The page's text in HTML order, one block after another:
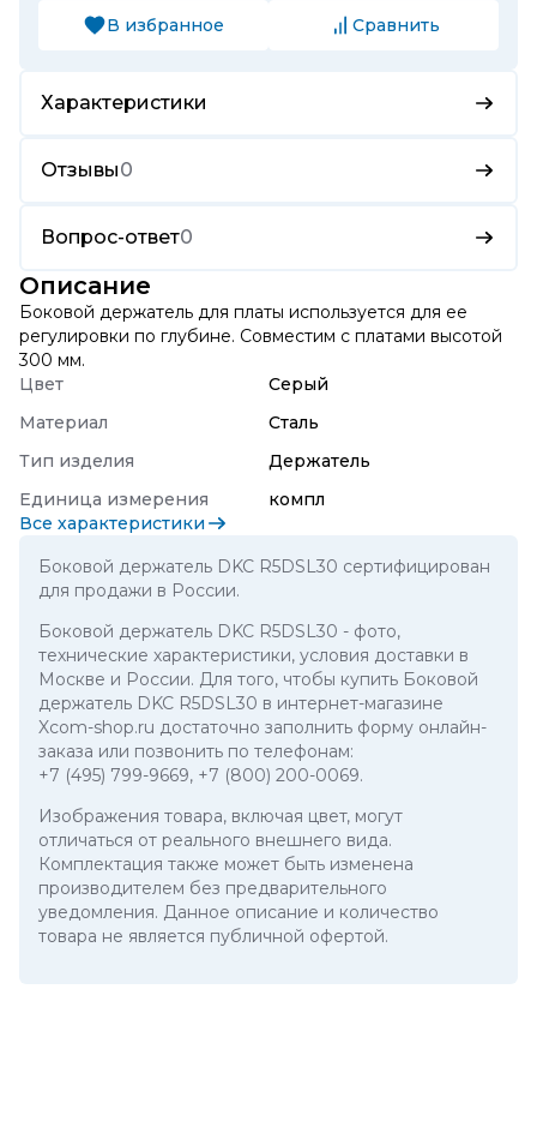
В избранное
Сравнить
Характеристики
Отзывы0
Вопрос-ответ0
Описание
Боковой держатель для платы используется для ее
регулировки по глубине. Совместим с платами высотой
300 мм.
Цвет
Серый
Материал
Сталь
Тип изделия
Держатель
Единица измерения
компл
Все характеристики
Боковой держатель DKC R5DSL30 сертифицирован
для продажи в России.
Боковой держатель DKC R5DSL30 - фото,
технические характеристики, условия доставки в
Москве и России. Для того, чтобы купить Боковой
держатель DKC R5DSL30 в интернет-магазине
Xcom-shop.ru достаточно заполнить форму онлайн-
заказа или позвонить по телефонам:
+7 (495) 799-9669, +7 (800) 200-0069.
Изображения товара, включая цвет, могут
отличаться от реального внешнего вида.
Комплектация также может быть изменена
производителем без предварительного
уведомления. Данное описание и количество
товара не является публичной офертой.